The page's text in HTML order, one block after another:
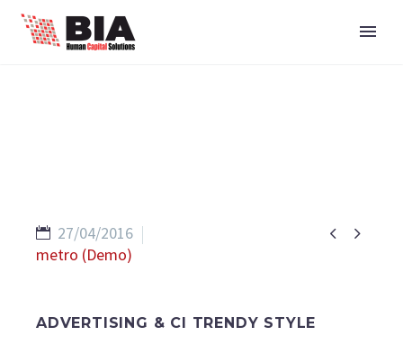
 
27/04/2016
metro (Demo)
ADVERTISING & CI TRENDY STYLE